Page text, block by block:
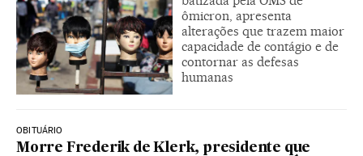
ômicron, apresenta
alterações que trazem maior
capacidade de contágio e de
contornar as defesas
humanas
OBITUÁRIO
Morre Frederik de Klerk, presidente que